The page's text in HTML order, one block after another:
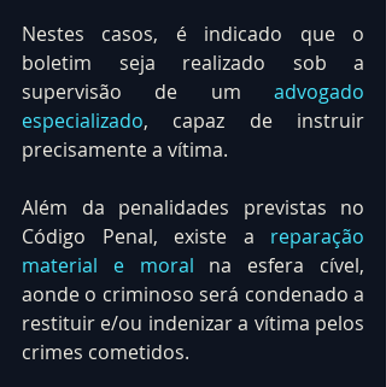
Nestes casos, é indicado que o
boletim seja realizado sob a
supervisão de um advogado
especializado, capaz de instruir
precisamente a vítima.
Além da penalidades previstas no
Código Penal, existe a reparação
material e moral na esfera cível,
aonde o criminoso será condenado a
restituir e/ou indenizar a vítima pelos
crimes cometidos.